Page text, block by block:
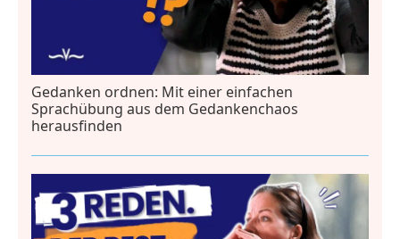
Gedanken ordnen: Mit einer einfachen
Sprachübung aus dem Gedankenchaos
herausfinden